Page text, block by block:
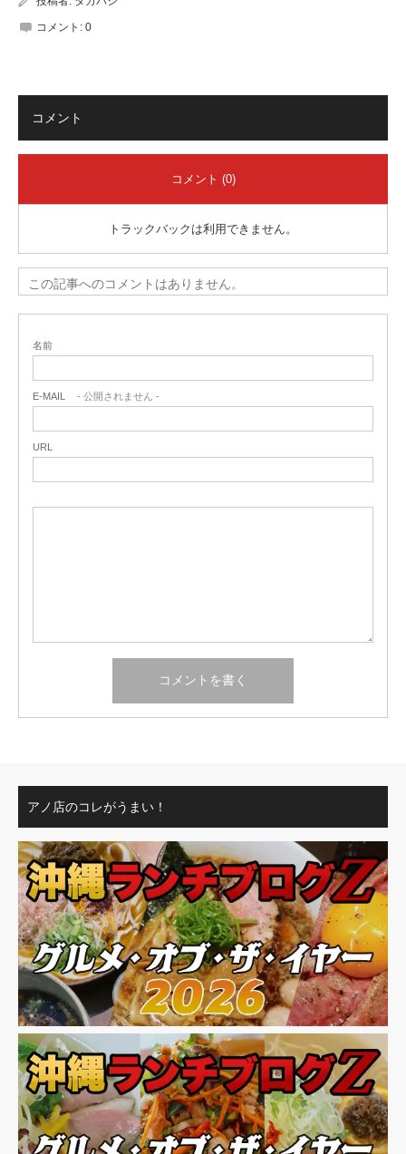
コメント: 0
コメント
コメント (0)
トラックバックは利用できません。
この記事へのコメントはありません。
名前
E-MAIL - 公開されません -
URL
アノ店のコレがうまい！